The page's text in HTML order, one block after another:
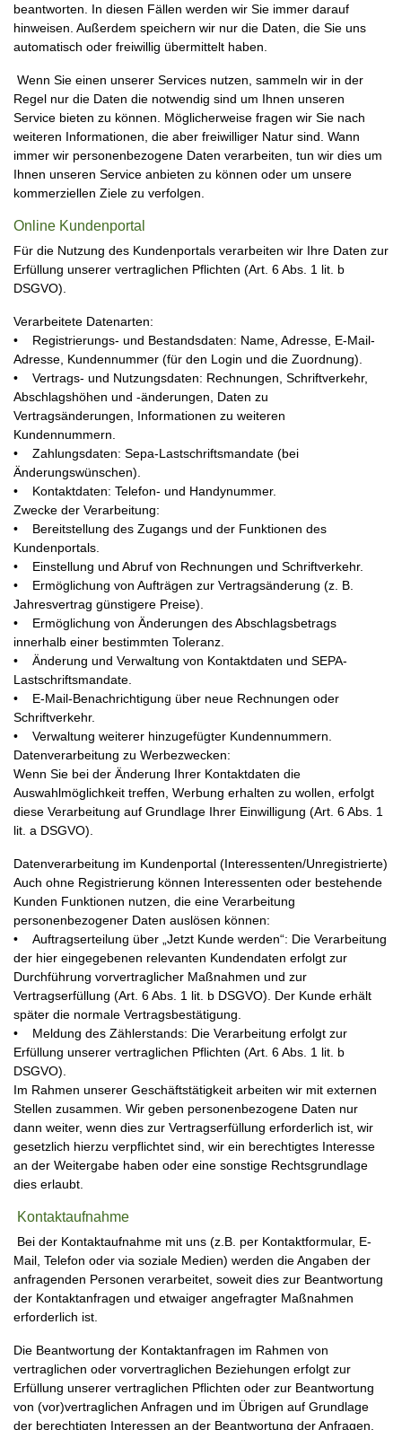
beantworten. In diesen Fällen werden wir Sie immer darauf
hinweisen. Außerdem speichern wir nur die Daten, die Sie uns
automatisch oder freiwillig übermittelt haben.
Wenn Sie einen unserer Services nutzen, sammeln wir in der
Regel nur die Daten die notwendig sind um Ihnen unseren
Service bieten zu können. Möglicherweise fragen wir Sie nach
weiteren Informationen, die aber freiwilliger Natur sind. Wann
immer wir personenbezogene Daten verarbeiten, tun wir dies um
Ihnen unseren Service anbieten zu können oder um unsere
kommerziellen Ziele zu verfolgen.
Online Kundenportal
Für die Nutzung des Kundenportals verarbeiten wir Ihre Daten zur
Erfüllung unserer vertraglichen Pflichten (Art. 6 Abs. 1 lit. b
DSGVO).
Verarbeitete Datenarten:
• Registrierungs- und Bestandsdaten: Name, Adresse, E-Mail-
Adresse, Kundennummer (für den Login und die Zuordnung).
• Vertrags- und Nutzungsdaten: Rechnungen, Schriftverkehr,
Abschlagshöhen und -änderungen, Daten zu
Vertragsänderungen, Informationen zu weiteren
Kundennummern.
• Zahlungsdaten: Sepa-Lastschriftsmandate (bei
Änderungswünschen).
• Kontaktdaten: Telefon- und Handynummer.
Zwecke der Verarbeitung:
• Bereitstellung des Zugangs und der Funktionen des
Kundenportals.
• Einstellung und Abruf von Rechnungen und Schriftverkehr.
• Ermöglichung von Aufträgen zur Vertragsänderung (z. B.
Jahresvertrag günstigere Preise).
• Ermöglichung von Änderungen des Abschlagsbetrags
innerhalb einer bestimmten Toleranz.
• Änderung und Verwaltung von Kontaktdaten und SEPA-
Lastschriftsmandate.
• E-Mail-Benachrichtigung über neue Rechnungen oder
Schriftverkehr.
• Verwaltung weiterer hinzugefügter Kundennummern.
Datenverarbeitung zu Werbezwecken:
Wenn Sie bei der Änderung Ihrer Kontaktdaten die
Auswahlmöglichkeit treffen, Werbung erhalten zu wollen, erfolgt
diese Verarbeitung auf Grundlage Ihrer Einwilligung (Art. 6 Abs. 1
lit. a DSGVO).
Datenverarbeitung im Kundenportal (Interessenten/Unregistrierte)
Auch ohne Registrierung können Interessenten oder bestehende
Kunden Funktionen nutzen, die eine Verarbeitung
personenbezogener Daten auslösen können:
• Auftragserteilung über „Jetzt Kunde werden“: Die Verarbeitung
der hier eingegebenen relevanten Kundendaten erfolgt zur
Durchführung vorvertraglicher Maßnahmen und zur
Vertragserfüllung (Art. 6 Abs. 1 lit. b DSGVO). Der Kunde erhält
später die normale Vertragsbestätigung.
• Meldung des Zählerstands: Die Verarbeitung erfolgt zur
Erfüllung unserer vertraglichen Pflichten (Art. 6 Abs. 1 lit. b
DSGVO).
Im Rahmen unserer Geschäftstätigkeit arbeiten wir mit externen
Stellen zusammen. Wir geben personenbezogene Daten nur
dann weiter, wenn dies zur Vertragserfüllung erforderlich ist, wir
gesetzlich hierzu verpflichtet sind, wir ein berechtigtes Interesse
an der Weitergabe haben oder eine sonstige Rechtsgrundlage
dies erlaubt.
Kontaktaufnahme
Bei der Kontaktaufnahme mit uns (z.B. per Kontaktformular, E-
Mail, Telefon oder via soziale Medien) werden die Angaben der
anfragenden Personen verarbeitet, soweit dies zur Beantwortung
der Kontaktanfragen und etwaiger angefragter Maßnahmen
erforderlich ist.
Die Beantwortung der Kontaktanfragen im Rahmen von
vertraglichen oder vorvertraglichen Beziehungen erfolgt zur
Erfüllung unserer vertraglichen Pflichten oder zur Beantwortung
von (vor)vertraglichen Anfragen und im Übrigen auf Grundlage
der berechtigten Interessen an der Beantwortung der Anfragen.